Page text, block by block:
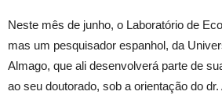
Neste mês de junho, o Laboratório de
mas um pesquisador espanhol, da
Almago, que ali desenvolverá parte de
ao seu doutorado, sob a orientação do